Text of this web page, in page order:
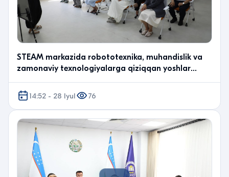
STEAM markazida robototexnika, muhandislik va
zamonaviy texnologiyalarga qiziqqan yoshlar
14:52 - 28 Iyul
76